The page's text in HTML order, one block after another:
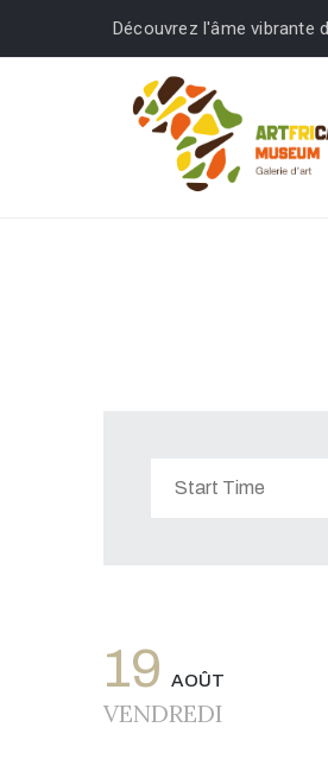
Découvrez l'âme vibrante
19 AOÛT
VENDREDI